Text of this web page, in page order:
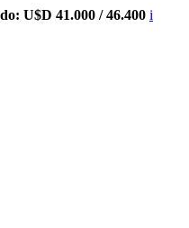
U$D 41.000 / 46.400 i